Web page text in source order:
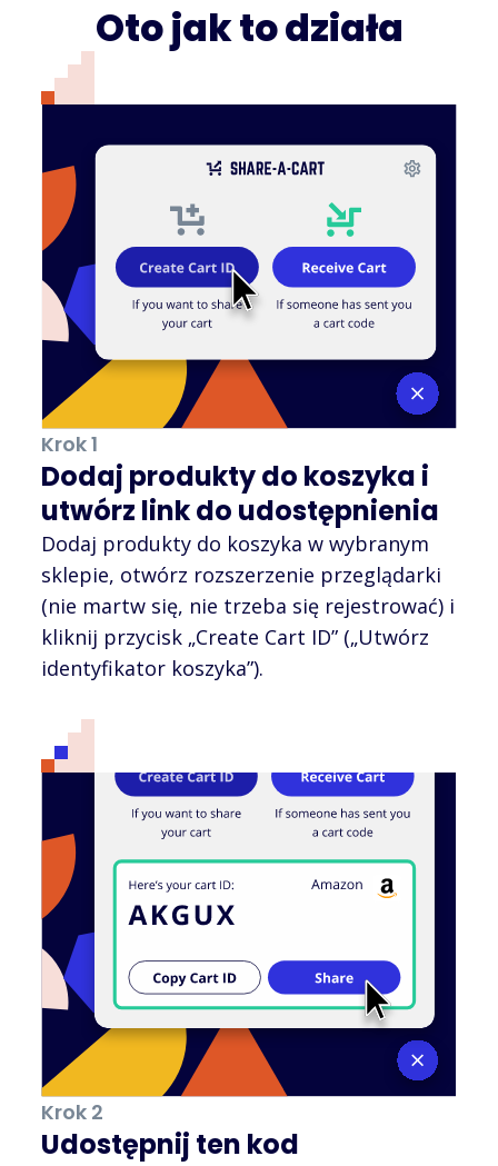
Oto jak to działa
Krok 1
Dodaj produkty do koszyka i
utwórz link do udostępnienia
Dodaj produkty do koszyka w wybranym
sklepie, otwórz rozszerzenie przeglądarki
(nie martw się, nie trzeba się rejestrować) i
kliknij przycisk „Create Cart ID” („Utwórz
identyfikator koszyka”).
Krok 2
Udostępnij ten kod